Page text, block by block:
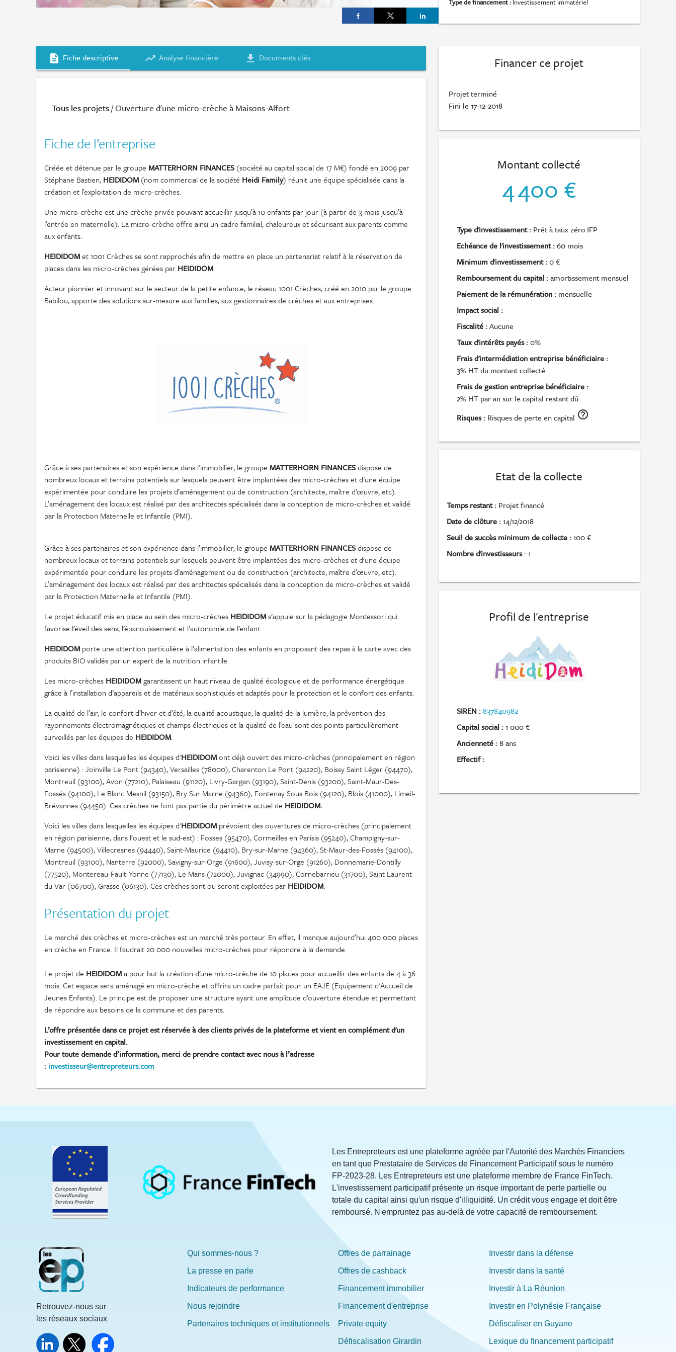
Type de financement : Investissement immatériel
description Fiche descriptive trending_up Analyse financière file_download Documents clés
Tous les projets/ Ouverture d'une micro-crèche à Maisons-Alfort
Fiche de l’entreprise
Créée et détenue par le groupe MATTERHORN FINANCES (société au capital social de 17 M€) fondé en 2009 par
Stéphane Bastien, HEIDIDOM (nom commercial de la société Heidi Family) réunit une équipe spécialisée dans la
création et l’exploitation de micro-crèches.
Une micro-crèche est une crèche privée pouvant accueillir jusqu’à 10 enfants par jour (à partir de 3 mois jusqu’à
l’entrée en maternelle). La micro-crèche offre ainsi un cadre familial, chaleureux et sécurisant aux parents comme
aux enfants.
HEIDIDOMet 1001 Crèches se sont rapprochés afin de mettre en place un partenariat relatif à la réservation de
places dans les micro-crèches gérées par HEIDIDOM.
Acteur pionnier et innovant sur le secteur de la petite enfance, le réseau 1001 Crèches, créé en 2010 par le groupe
Babilou, apporte des solutions sur-mesure aux familles, aux gestionnaires de crèches et aux entreprises.
Grâce à ses partenaires et son expérience dans l’immobilier, le groupe MATTERHORN FINANCESdispose de
nombreux locaux et terrains potentiels sur lesquels peuvent être implantées des micro-crèches et d'une équipe
expérimentée pour conduire les projets d’aménagement ou de construction (architecte, maître d’œuvre, etc).
L’aménagement des locaux est réalisé par des architectes spécialisés dans la conception de micro-crèches et validé
par la Protection Maternelle et Infantile (PMI).
Grâce à ses partenaires et son expérience dans l’immobilier, le groupe MATTERHORN FINANCESdispose de
nombreux locaux et terrains potentiels sur lesquels peuvent être implantées des micro-crèches et d'une équipe
expérimentée pour conduire les projets d’aménagement ou de construction (architecte, maître d’œuvre, etc).
L’aménagement des locaux est réalisé par des architectes spécialisés dans la conception de micro-crèches et validé
par la Protection Maternelle et Infantile (PMI).
Le projet éducatif mis en place au sein des micro-crèches HEIDIDOMs’appuie sur la pédagogie Montessori qui
favorise l’éveil des sens, l’épanouissement et l’autonomie de l’enfant.
HEIDIDOM porte une attention particulière à l’alimentation des enfants en proposant des repas à la carte avec des
produits BIO validés par un expert de la nutrition infantile.
Les micro-crèches HEIDIDOMgarantissent un haut niveau de qualité écologique et de performance énergétique
grâce à l’installation d’appareils et de matériaux sophistiqués et adaptés pour la protection et le confort des enfants.
La qualité de l’air, le confort d’hiver et d’été, la qualité acoustique, la qualité de la lumière, la prévention des
rayonnements électromagnétiques et champs électriques et la qualité de l’eau sont des points particulièrement
surveillés par les équipes de HEIDIDOM.
Voici les villes dans lesquelles les équipes d'HEIDIDOMont déjà ouvert des micro-crèches (principalement en région
parisienne) : Joinville Le Pont (94340), Versailles (78000), Charenton Le Pont (94220), Boissy Saint Léger (94470),
Montreuil (93100), Avon (77210), Palaiseau (91120), Livry-Gargan (93190), Saint-Denis (93200), Saint-Maur-Des-
Fossés (94100), Le Blanc Mesnil (93150), Bry Sur Marne (94360), Fontenay Sous Bois (94120), Blois (41000), Limeil-
Brévannes (94450). Ces crèches ne font pas partie du périmètre actuel de HEIDIDOM.
Voici les villes dans lesquelles les équipes d'HEIDIDOM prévoient des ouvertures de micro-crèches (principalement
en région parisienne, dans l'ouest et le sud-est) : Fosses (95470), Cormeilles en Parisis (95240), Champigny-sur-
Marne (94500), Villecresnes (94440), Saint-Maurice (94410), Bry-sur-Marne (94360), St-Maur-des-Fossés (94100),
Montreuil (93100), Nanterre (92000), Savigny-sur-Orge (91600), Juvisy-sur-Orge (91260), Donnemarie-Dontilly
(77520), Montereau-Fault-Yonne (77130), Le Mans (72000), Juvignac (34990), Cornebarrieu (31700), Saint Laurent
du Var (06700), Grasse (06130). Ces crèches sont ou seront exploitées par HEIDIDOM.
Présentation du projet
Le marché des crèches et micro-crèches est un marché très porteur. En effet, il manque aujourd’hui 400 000 places
en crèche en France. Il faudrait 20 000 nouvelles micro-crèches pour répondre à la demande.
Le projet de HEIDIDOMa pour but la création d’une micro-crèche de 10 places pour accueillir des enfants de 4 à 36
mois. Cet espace sera aménagé en micro-crèche et offrira un cadre parfait pour un EAJE (Equipement d'Accueil de
Jeunes Enfants). Le principe est de proposer une structure ayant une amplitude d’ouverture étendue et permettant
de répondre aux besoins de la commune et des parents.
L’offre présentée dans ce projet est réservée à des clients privés de la plateforme et vient en complément d'un
investissement en capital.
Pour toute demande d’information, merci de prendre contact avec nous à l’adresse
: investisseur@entrepreteurs.com
Financer ce projet
Projet terminé
Fini le 17-12-2018
Montant collecté
4 400 €
Type d'investissement : Prêt à taux zéro IFP
Echéance de l'investissement :60 mois
Minimum d'investissement :0 €
Remboursement du capital :amortissement mensuel
Paiement de la rémunération : mensuelle
Impact social :
Fiscalité :Aucune
Taux d'intérêts payés :0%
Frais d'intermédiation entreprise bénéficiaire :
3% HT du montant collecté
Frais de gestion entreprise bénéficiaire :
2% HT par an sur le capital restant dû
Risques : Risques de perte en capital help_outline
Etat de la collecte
Temps restant : Projet financé
Date de clôture :14/12/2018
Seuil de succès minimum de collecte :100 €
Nombre d'investisseurs: 1
Profil de l'entreprise
SIREN :837840982
Capital social :1 000 €
Ancienneté :8 ans
Effectif :
Les Entrepreteurs est une plateforme agréée par l'Autorité des Marchés Financiers
en tant que Prestataire de Services de Financement Participatif sous le numéro
FP-2023-28. Les Entrepreteurs est une plateforme membre de France FinTech.
L'investissement participatif présente un risque important de perte partielle ou
totale du capital ainsi qu'un risque d'illiquidité. Un crédit vous engage et doit être
remboursé. N'empruntez pas au-delà de votre capacité de remboursement.
Retrouvez-nous sur
les réseaux sociaux
Qui sommes-nous ?
La presse en parle
Indicateurs de performance
Nous rejoindre
Partenaires techniques et institutionnels
Offres de parrainage
Offres de cashback
Financement immobilier
Financement d'entreprise
Private equity
Défiscalisation Girardin
Investir dans la défense
Investir dans la santé
Investir à La Réunion
Investir en Polynésie Française
Défiscaliser en Guyane
Lexique du financement participatif